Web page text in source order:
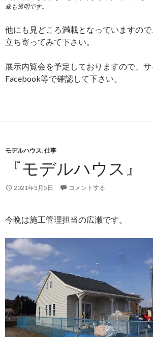
傘も透明です。
他にも見どころ満載となっていますの
立ち寄ってみて下さい。
展示内覧会を予定しておりますので、
Facebook等で確認して下さい。
モデルハウス, 仕事
『モデルハウス』
2021年3月5日 コメントする
今晩は施工管理担当の広瀬です。